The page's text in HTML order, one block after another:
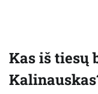
Kas iš tiesų